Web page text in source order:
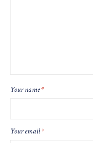
Your name*
Your email*